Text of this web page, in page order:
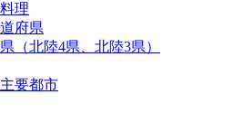
理
府県
（北陸4県、北陸3県）
要都市